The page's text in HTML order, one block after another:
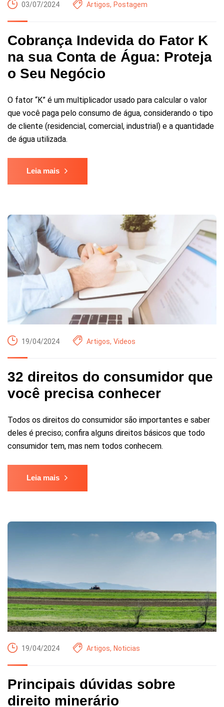
03/07/2024 Artigos, Postagem
Cobrança Indevida do Fator K
na sua Conta de Água: Proteja
o Seu Negócio
O fator “K” é um multiplicador usado para calcular o valor
que você paga pelo consumo de água, considerando o tipo
de cliente (residencial, comercial, industrial) e a quantidade
de água utilizada.
Leia mais
19/04/2024 Artigos, Videos
32 direitos do consumidor que
você precisa conhecer
Todos os direitos do consumidor são importantes e saber
deles é preciso; confira alguns direitos básicos que todo
consumidor tem, mas nem todos conhecem.
Leia mais
19/04/2024 Artigos, Noticias
Principais dúvidas sobre
direito minerário